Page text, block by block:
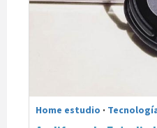
Home estudio ·